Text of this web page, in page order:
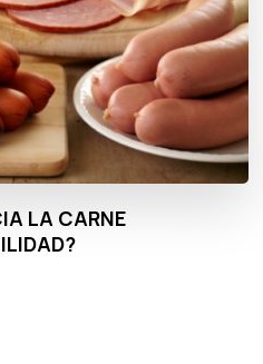
LA CARNE